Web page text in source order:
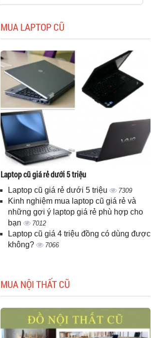
MUA LAPTOP CŨ
Laptop cũ giá rẻ dưới 5 triệu
Laptop cũ giá rẻ dưới 5 triệu 7309
Kinh nghiệm mua laptop cũ giá rẻ và
những gợi ý laptop giá rẻ phù hợp cho
bạn
7012
Laptop cũ giá 4 triệu đồng có dùng được
không?
7066
MUA NỘI THẤT CŨ